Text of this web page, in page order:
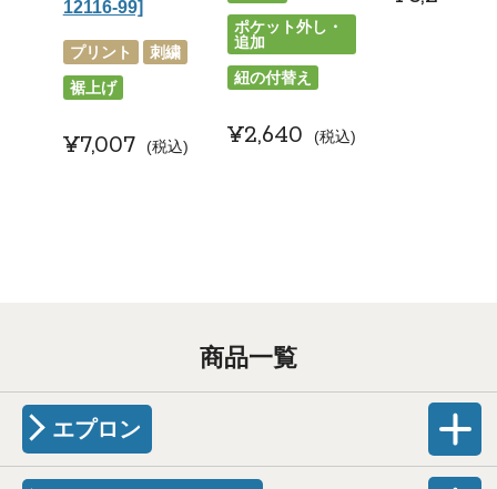
12116-99]
プリント
刺繍
裾上げ
¥7,007 税込
ポケット外し・
追加
紐の付替え
¥2,640 税込
商品一覧
エプロン